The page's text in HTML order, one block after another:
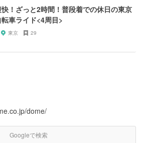
快！ざっと2時間！普段着での休日の東京
車ライド<4周目>
東京 29
dome/
Googleで検索